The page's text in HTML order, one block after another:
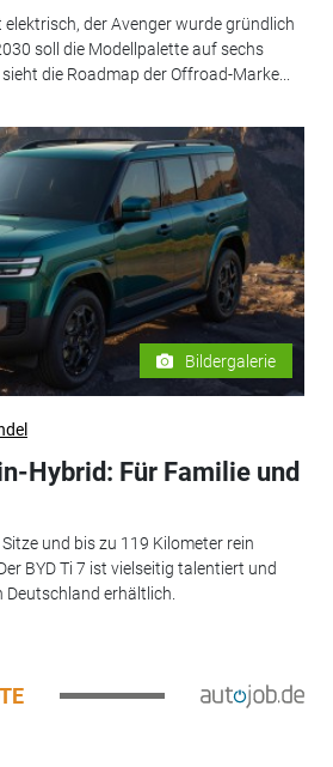
der Avenger wurde gründlich
soll die Modellpalette auf sechs
die Roadmap der Offroad-Marke...
Bildergalerie
Hybrid: Für Familie und
und bis zu 119 Kilometer rein
BYD Ti 7 ist vielseitig talentiert und
erhältlich.